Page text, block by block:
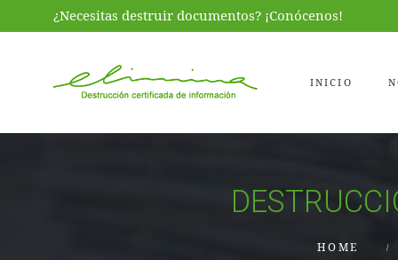
¿Necesitas destruir documentos? ¡Conócenos!
INICIO
HOME